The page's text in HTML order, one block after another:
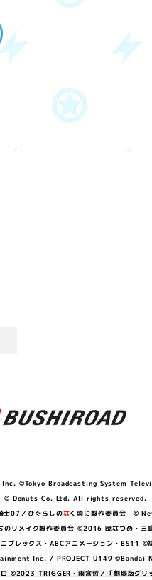
©Tokyo Broadcasting System
© Donuts Co. Ltd. All rights
07／ひぐらしのなく頃に製作委員会 ©
イク製作委員会 ©2016 暁なつめ・三嶋
ックス・ABCアニメーション・BS11
Inc. / PROJECT U149
©2023 TRIGGER・雨宮哲／「劇場版グリ